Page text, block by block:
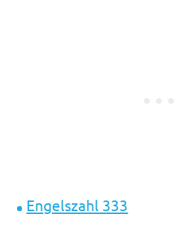
Engelszahl 333